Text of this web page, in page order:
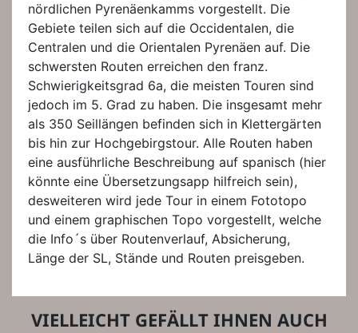
nördlichen Pyrenäenkamms vorgestellt. Die
Gebiete teilen sich auf die Occidentalen, die
Centralen und die Orientalen Pyrenäen auf. Die
schwersten Routen erreichen den franz.
Schwierigkeitsgrad 6a, die meisten Touren sind
jedoch im 5. Grad zu haben. Die insgesamt mehr
als 350 Seillängen befinden sich in Klettergärten
bis hin zur Hochgebirgstour. Alle Routen haben
eine ausführliche Beschreibung auf spanisch (hier
könnte eine Übersetzungsapp hilfreich sein),
desweiteren wird jede Tour in einem Fototopo
und einem graphischen Topo vorgestellt, welche
die Info´s über Routenverlauf, Absicherung,
Länge der SL, Stände und Routen preisgeben.
VIELLEICHT GEFÄLLT IHNEN AUCH